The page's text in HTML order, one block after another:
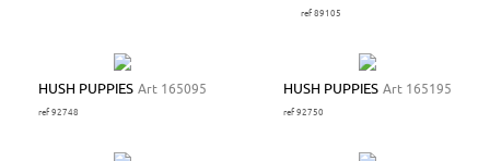
ref 89105
HUSH PUPPIES Art 165095
ref 92748
HUSH PUPPIES Art 165195
ref 92750